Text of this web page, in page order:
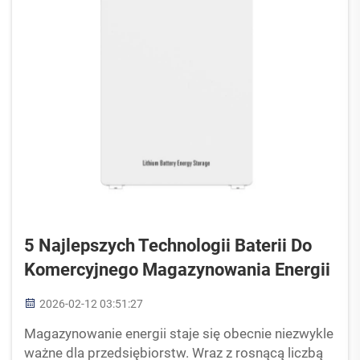
5 Najlepszych Technologii Baterii Do
Komercyjnego Magazynowania Energii
2026-02-12 03:51:27
Magazynowanie energii staje się obecnie niezwykle
ważne dla przedsiębiorstw. Wraz z rosnącą liczbą